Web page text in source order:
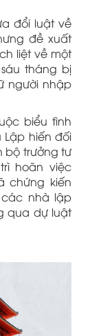
đổi luật về
đề xuất
liệt về một
tháng bị
người nhập
biểu tình
hiến đối
bộ trưởng tư
hoãn việc
chứng kiến
nhà lập
qua dự luật